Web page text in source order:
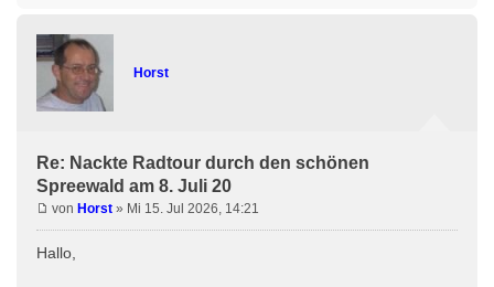
Horst
Re: Nackte Radtour durch den schönen
Spreewald am 8. Juli 20
von Horst » Mi 15. Jul 2026, 14:21
Hallo,